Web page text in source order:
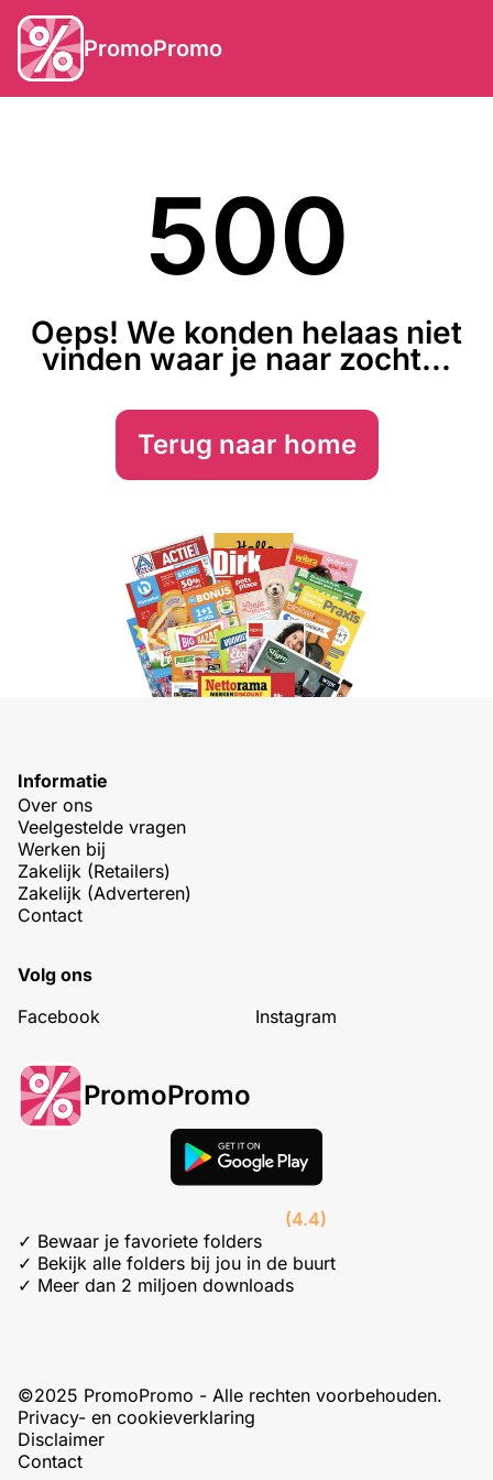
PromoPromo
500
Oeps! We konden helaas niet
vinden waar je naar zocht...
Terug naar home
Informatie
Over ons
Veelgestelde vragen
Werken bij
Zakelijk (Retailers)
Zakelijk (Adverteren)
Contact
Volg ons
Facebook
Instagram
PromoPromo
(4.4)
✓ Bewaar je favoriete folders
✓ Bekijk alle folders bij jou in de buurt
✓ Meer dan 2 miljoen downloads
©2025 PromoPromo - Alle rechten voorbehouden.
Privacy- en cookieverklaring
Disclaimer
Contact